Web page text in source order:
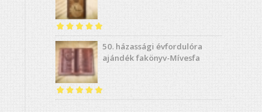
Értékelés:4.91
50. házassági évfordulóra
ajándék fakönyv-Mívesfa
Értékelés:5.00